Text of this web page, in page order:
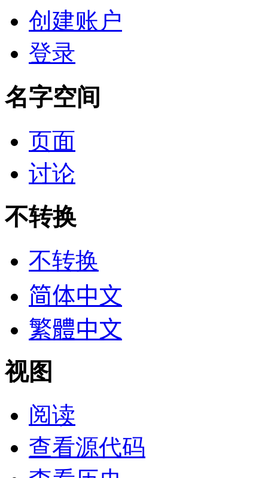
创建账户
登录
名字空间
页面
讨论
不转换
不转换
简体中文
繁體中文
视图
阅读
查看源代码